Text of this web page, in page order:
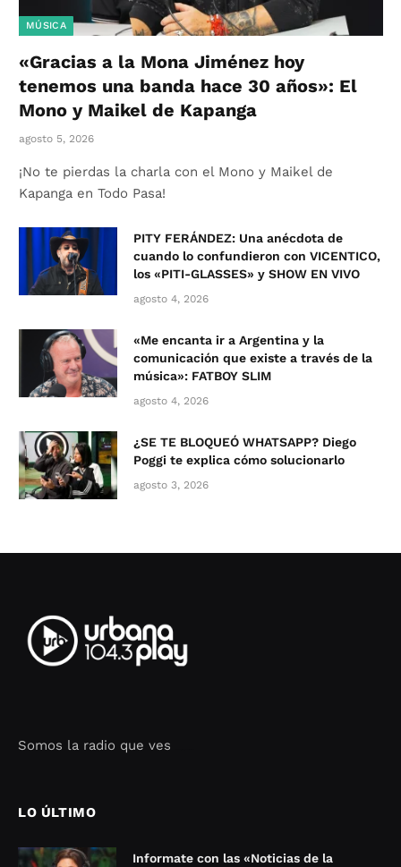
MÚSICA
«Gracias a la Mona Jiménez hoy
tenemos una banda hace 30 años»: El
Mono y Maikel de Kapanga
agosto 5, 2026
¡No te pierdas la charla con el Mono y Maikel de
Kapanga en Todo Pasa!
PITY FERÁNDEZ: Una anécdota de
cuando lo confundieron con VICENTICO,
los «PITI-GLASSES» y SHOW EN VIVO
agosto 4, 2026
«Me encanta ir a Argentina y la
comunicación que existe a través de la
música»: FATBOY SLIM
agosto 4, 2026
¿SE TE BLOQUEÓ WHATSAPP? Diego
Poggi te explica cómo solucionarlo
agosto 3, 2026
Somos la radio que ves
LO ÚLTIMO
Informate con las «Noticias de la